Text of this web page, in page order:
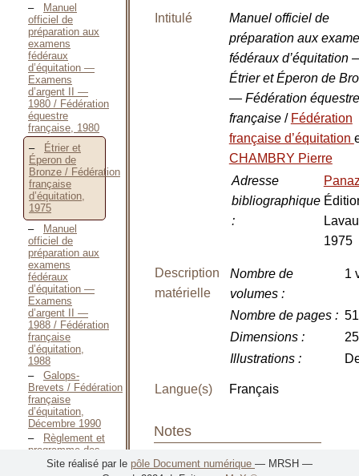
Manuel
officiel de
préparation aux
examens
fédéraux
d’équitation —
Examens
d’argent II —
1980 / Fédération
équestre
française, 1980
Étrier et
Éperon de
Bronze / Fédération
française
d’équitation,
1975
Manuel
officiel de
préparation aux
examens
fédéraux
d’équitation —
Examens
d’argent II —
1988 / Fédération
française
d’équitation,
1988
Galops-
Brevets / Fédération
française
d’équitation,
Décembre 1990
Règlement et
programme des
brevets
Intitulé
Manuel officiel de
préparation aux
fédéraux d’équitation
Étrier et Éperon de
— Fédération équestre
française / Fédération
française d’équitation
CHAMBRY Pierre
Adresse
bibliographique
:
1975
Description
matérielle
Nombre de
volumes:
1
Nombre de pages:
Dimensions:
Illustrations:
Langue(s) Français
Notes
Notes sur la
Site réalisé par le pôle Document numérique — MRSH —